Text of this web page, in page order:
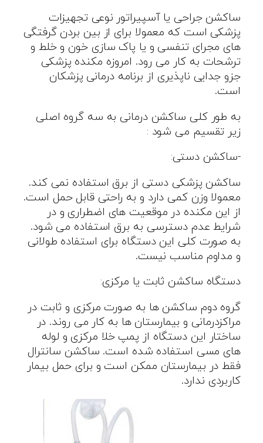
ساکشن جراحی یا آسپیراتور نوعی تجهیزات
پزشکی است که معمولا برای از بین بردن گرفتگی
های مجرای تنفسی و یا پاک سازی خون و خلط و
ترشحات به کار می رود. امروزه مکنده پزشکی
جزو جدایی ناپذیری از برنامه درمانی پزشکان
است.
به طور کلی ساکشن درمانی به سه گروه اصلی
زیر تقسیم می شود :
-ساکشن دستی:
ساکشن پزشکی دستی از برق استفاده نمی کند.
معمولا وزن کمی دارد و به راحتی قابل حمل است.
از این مکنده در موقعیت های اضطراری و در
شرایط عدم دسترسی به برق استفاده می شود.
به صورت کلی این دستگاه برای استفاده طولانی
و مداوم مناسب نیست.
دستگاه ساکشن ثابت یا مرکزی:
گروه دوم ساکشن ها به صورت مرکزی و ثابت در
مراکزدرمانی و بیمارستان ها به کار می روند. در
ساختار این دستگاه از پمپ خلا مرکزی و لوله
های مسی استفاده شده است. ساکشن سانترال
فقط در بیمارستان ممکن است و برای حمل بیمار
کاربردی ندارد.